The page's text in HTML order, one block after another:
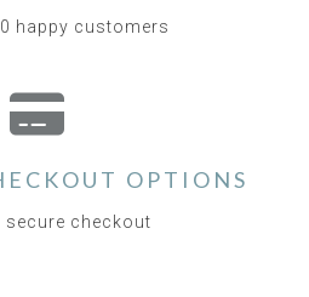
happy customers
OPTIONS
secure checkout